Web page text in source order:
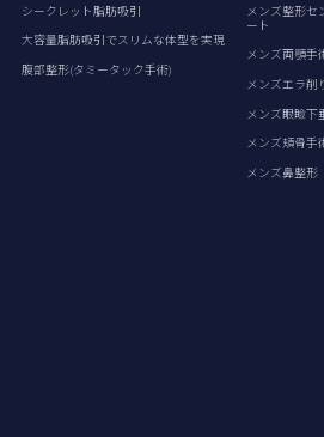
シークレット脂肪吸引
大容量脂肪吸引でスリムな体型を実現
腹部整形(タミータック手術)
メンズ整形セ
ート
メンズ両顎手
メンズエラ削
メンズ眼瞼下
メンズ頬骨手
メンズ鼻整形